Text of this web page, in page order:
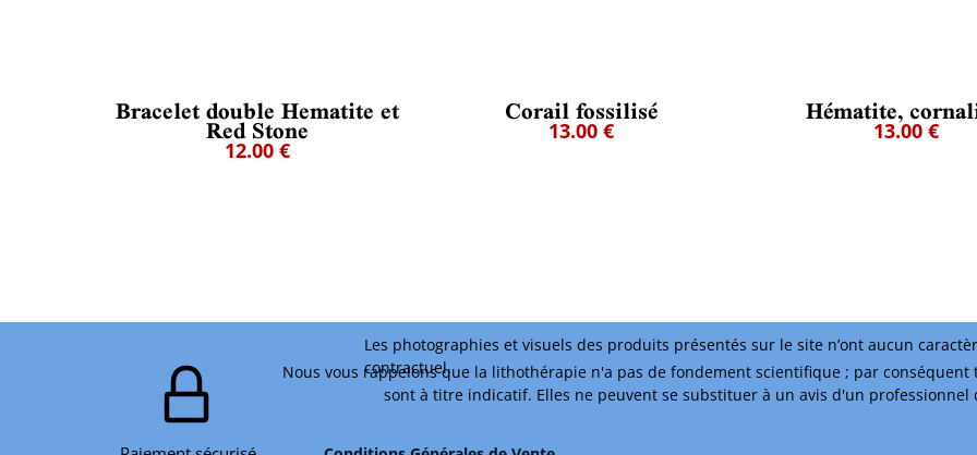
Les photographies et visuels des produits présentés sur le site n’ont aucun
contractuel.
Nous vous rappelons que la lithothérapie n'a pas de fondement scientifique ; par conséquent
sont à titre indicatif. Elles ne peuvent se substituer à un avis d'un professionnel
Bracelet double Hematite et
Red Stone
12.00 €
Corail fossilisé
13.00 € Hématite,13.00 €